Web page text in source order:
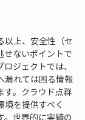
以上、安全性（セ
せないポイントで
ジェクトでは、
漏れては困る情報
す。クラウド点群
を提供すべく
。世界的に実績の